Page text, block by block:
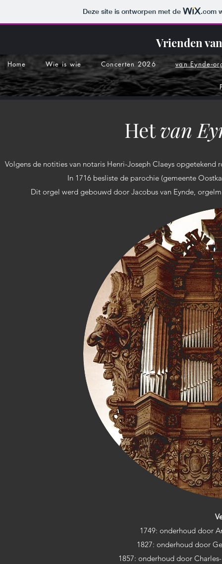
Deze site is ontworpen met de .com
Vrienden
Home Wie is wie Concerten 2026 van Eynde-
Hetvan
Volgens de notities van notaris Henri-Joseph Claeys
In 1716 besliste de parochie (gemeente
Dit orgel werd gebouwd door Jacobus van Eynde,
1749: onderhoud door
1827: onderhoud door
1857: onderhoud door